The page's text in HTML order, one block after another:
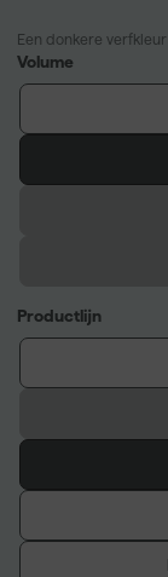
Een donkere
Volume
Productlijn